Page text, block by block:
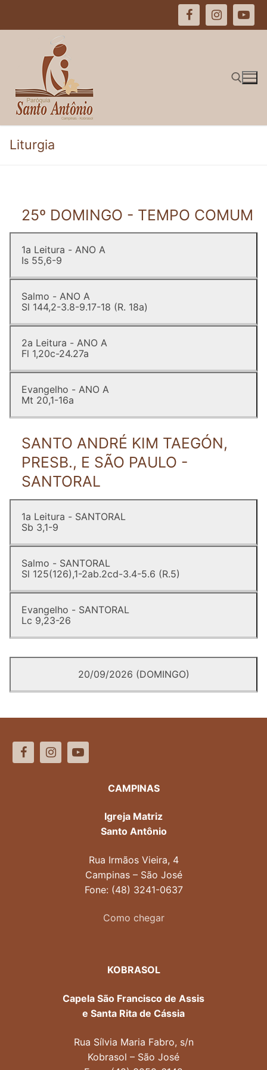
Pesquisar por:
Liturgia
25º DOMINGO - TEMPO COMUM
1a Leitura - ANO A
Is 55,6-9
Salmo - ANO A
Sl 144,2-3.8-9.17-18 (R. 18a)
2a Leitura - ANO A
Fl 1,20c-24.27a
Evangelho - ANO A
Mt 20,1-16a
SANTO ANDRÉ KIM TAEGÓN,
PRESB., E SÃO PAULO -
SANTORAL
1a Leitura - SANTORAL
Sb 3,1-9
Salmo - SANTORAL
Sl 125(126),1-2ab.2cd-3.4-5.6 (R.5)
Evangelho - SANTORAL
Lc 9,23-26
20/09/2026 (DOMINGO)
CAMPINAS
Igreja Matriz
Santo Antônio
Rua Irmãos Vieira, 4
Campinas – São José
Fone: (48) 3241-0637
Como chegar
KOBRASOL
Capela São Francisco de Assis
e Santa Rita de Cássia
Rua Sílvia Maria Fabro, s/n
Kobrasol – São José